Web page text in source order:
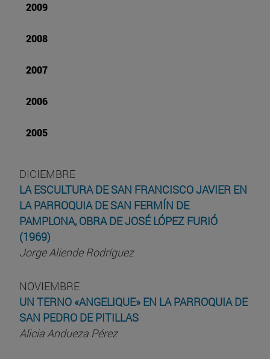
2009
2008
2007
2006
2005
DICIEMBRE
LA ESCULTURA DE SAN FRANCISCO JAVIER EN
LA PARROQUIA DE SAN FERMÍN DE
PAMPLONA, OBRA DE JOSÉ LÓPEZ FURIÓ
(1969)
Jorge Aliende Rodríguez
NOVIEMBRE
UN TERNO «ANGELIQUE» EN LA PARROQUIA DE
SAN PEDRO DE PITILLAS
Alicia Andueza Pérez